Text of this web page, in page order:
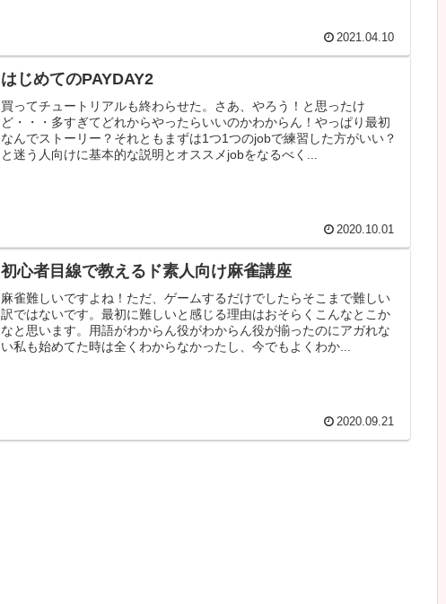
2021.04.10
はじめてのPAYDAY2
買ってチュートリアルも終わらせた。さあ、やろう！と思ったけ
ど・・・多すぎてどれからやったらいいのかわからん！やっぱり最初
なんでストーリー？それともまずは1つ1つのjobで練習した方がいい？
と迷う人向けに基本的な説明とオススメjobをなるべく...
2020.10.01
初心者目線で教えるド素人向け麻雀講座
麻雀難しいですよね！ただ、ゲームするだけでしたらそこまで難しい
訳ではないです。最初に難しいと感じる理由はおそらくこんなとこか
なと思います。用語がわからん役がわからん役が揃ったのにアガれな
い私も始めてた時は全くわからなかったし、今でもよくわか...
2020.09.21